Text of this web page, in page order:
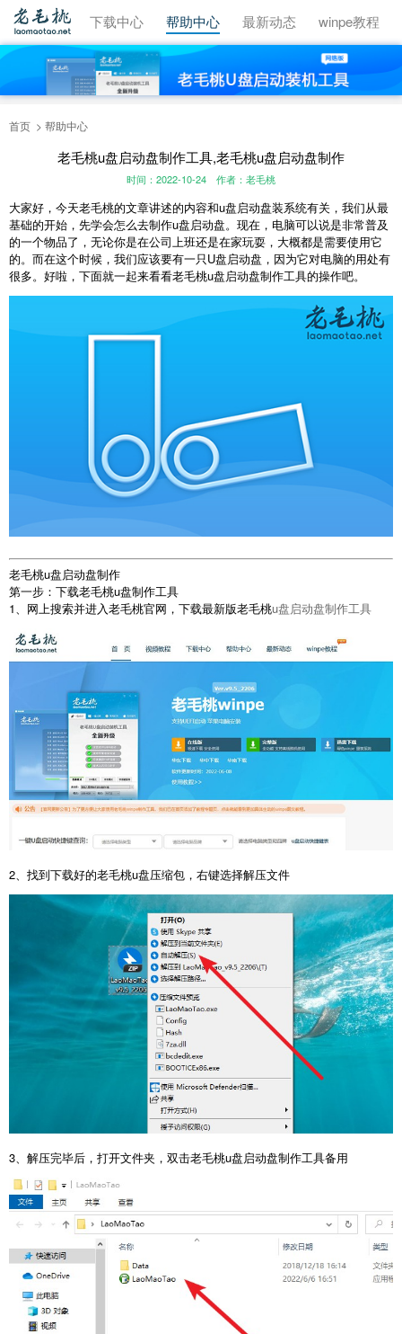
视频教程 下载中心 帮助中心 最新动态 winpe教程
首页 帮助中心
老毛桃u盘启动盘制作工具,老毛桃u盘启动盘制作
时间：2022-10-24 作者：老毛桃
大家好，今天老毛桃的文章讲述的内容和u盘启动盘装系统有关，我们从最
基础的开始，先学会怎么去制作u盘启动盘。现在，电脑可以说是非常普及
的一个物品了，无论你是在公司上班还是在家玩耍，大概都是需要使用它
的。而在这个时候，我们应该要有一只U盘启动盘，因为它对电脑的用处有
很多。好啦，下面就一起来看看老毛桃u盘启动盘制作工具的操作吧。
老毛桃u盘启动盘制作
第一步：下载老毛桃u盘制作工具
1、网上搜索并进入老毛桃官网，下载最新版老毛桃u盘启动盘制作工具
2、找到下载好的老毛桃u盘压缩包，右键选择解压文件
3、解压完毕后，打开文件夹，双击老毛桃u盘启动盘制作工具备用